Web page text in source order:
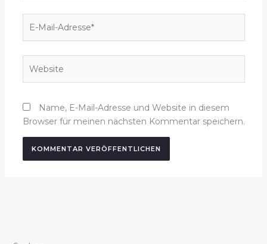
Mail-
Name, E-Mail-Adresse und Website in diesem
Browser für meinen nächsten Kommentar speichern.